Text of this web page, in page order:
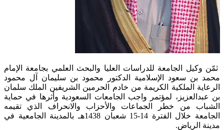
ثمّن وكيل الجامعة للدراسات العليا والبحث العلمي بجامعة الإمام
محمد بن سعود الإسلامية الدكتور محمود بن سليمان آل محمود
الرعاية الملكية الكريمة من خادم الحرمين الشريفين الملك سلمان
بن عبدالعزيز، لمؤتمر واجب الجامعات السعودية وأثرها في حماية
الشباب من خطر الجماعات والأحزاب والانحراف الذي تقيمه
الجامعة خلال الفترة 14-15 شعبان 1438هـ بالمدينة الجامعية في
مدينة الرياض.